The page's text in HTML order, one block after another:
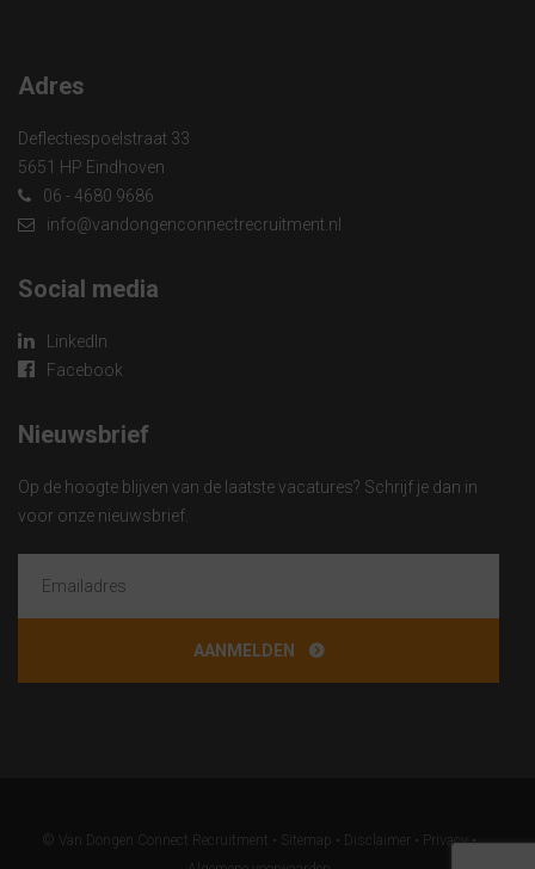
Adres
Deflectiespoelstraat 33
5651 HP Eindhoven
06 - 4680 9686
info@vandongenconnectrecruitment.nl
Social media
LinkedIn
Facebook
Nieuwsbrief
Op de hoogte blijven van de laatste vacatures? Schrijf je dan in
voor onze nieuwsbrief.
© Van Dongen Connect Recruitment • Sitemap • Disclaimer • Privacy•